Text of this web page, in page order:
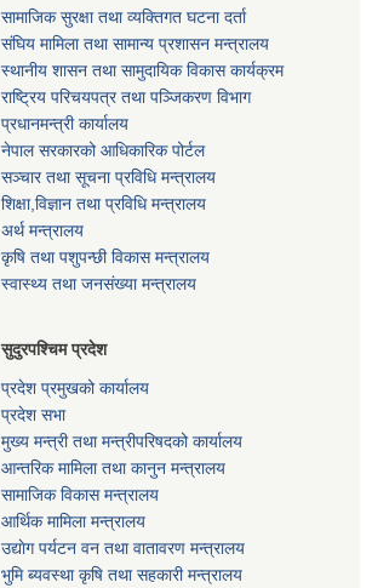
सामाजिक सुरक्षा तथा व्यक्तिगत घटना दर्ता
संघिय मामिला तथा सामान्य प्रशासन मन्त्रालय
स्थानीय शासन तथा सामुदायिक विकास कार्यक्रम
राष्ट्रिय परिचयपत्र तथा पञ्जिकरण विभाग
प्रधानमन्त्री कार्यालय
नेपाल सरकारको आधिकारिक पोर्टल
सञ्‍चार तथा सूचना प्रविधि मन्त्रालय
शिक्षा,विज्ञान तथा प्रविधि मन्त्रालय
अर्थ मन्त्रालय
कृषि तथा पशुपन्छी विकास मन्त्रालय
स्वास्थ्य तथा जनसंख्या मन्त्रालय
सुदुरपश्चिम प्रदेश
प्रदेश प्रमुखको कार्यालय
प्रदेश सभा
मुख्य मन्त्री तथा मन्त्रीपरिषदको कार्यालय
आन्तरिक मामिला तथा कानुन मन्त्रालय
सामाजिक विकास मन्त्रालय
आर्थिक मामिला मन्त्रालय
उद्याेग पर्यटन वन तथा वातावरण मन्त्रालय
भुमि ब्यवस्था कृषि तथा सहकारी मन्त्रालय